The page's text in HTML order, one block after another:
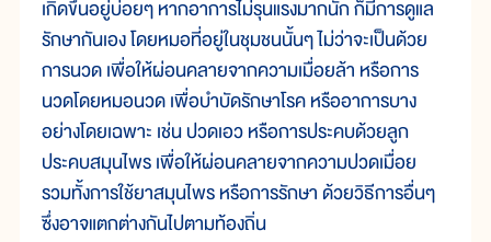
เกิดขึ้นอยู่บ่อยๆ หากอาการไม่รุนแรงมากนัก ก็มีการดูแล
รักษากันเอง โดยหมอที่อยู่ในชุมชนนั้นๆ ไม่ว่าจะเป็นด้วย
การนวด เพื่อให้ผ่อนคลายจากความเมื่อยล้า หรือการ
นวดโดยหมอนวด เพื่อบำบัดรักษาโรค หรืออาการบาง
อย่างโดยเฉพาะ เช่น ปวดเอว หรือการประคบด้วยลูก
ประคบสมุนไพร เพื่อให้ผ่อนคลายจากความปวดเมื่อย
รวมทั้งการใช้ยาสมุนไพร หรือการรักษา ด้วยวิธีการอื่นๆ
ซึ่งอาจแตกต่างกันไปตามท้องถิ่น